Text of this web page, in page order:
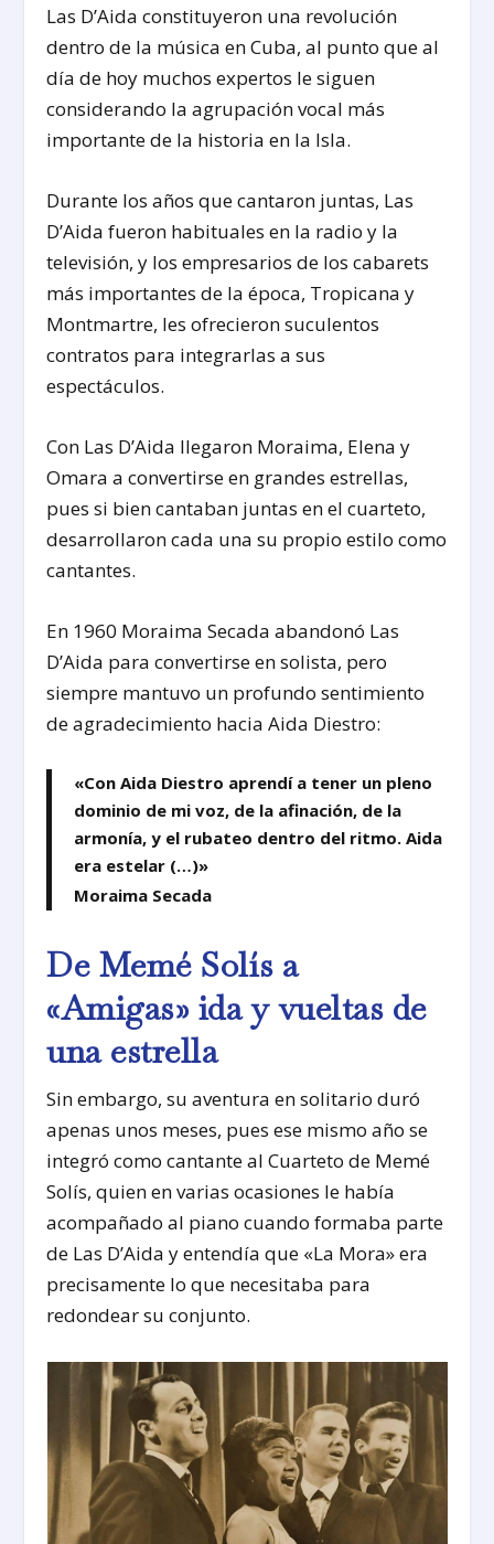
Las D’Aida constituyeron una revolución
dentro de la música en Cuba, al punto que al
día de hoy muchos expertos le siguen
considerando la agrupación vocal más
importante de la historia en la Isla.
Durante los años que cantaron juntas, Las
D’Aida fueron habituales en la radio y la
televisión, y los empresarios de los cabarets
más importantes de la época, Tropicana y
Montmartre, les ofrecieron suculentos
contratos para integrarlas a sus
espectáculos.
Con Las D’Aida llegaron Moraima, Elena y
Omara a convertirse en grandes estrellas,
pues si bien cantaban juntas en el cuarteto,
desarrollaron cada una su propio estilo como
cantantes.
En 1960 Moraima Secada abandonó Las
D’Aida para convertirse en solista, pero
siempre mantuvo un profundo sentimiento
de agradecimiento hacia Aida Diestro:
«Con Aida Diestro aprendí a tener un pleno
dominio de mi voz, de la afinación, de la
armonía, y el rubateo dentro del ritmo. Aida
era estelar (…)»
Moraima Secada
De Memé Solís a
«Amigas» ida y vueltas de
una estrella
Sin embargo, su aventura en solitario duró
apenas unos meses, pues ese mismo año se
integró como cantante al Cuarteto de Memé
Solís, quien en varias ocasiones le había
acompañado al piano cuando formaba parte
de Las D’Aida y entendía que «La Mora» era
precisamente lo que necesitaba para
redondear su conjunto.